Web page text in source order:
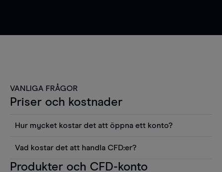
VANLIGA FRÅGOR
Priser och kostnader
Hur mycket kostar det att öppna ett konto?
använda sådana verktyg som diagram, Reuters
Vad kostar det att handla CFD:er?
Det är en rad kostnader att tänka på när man
Produkter och CFD-konto